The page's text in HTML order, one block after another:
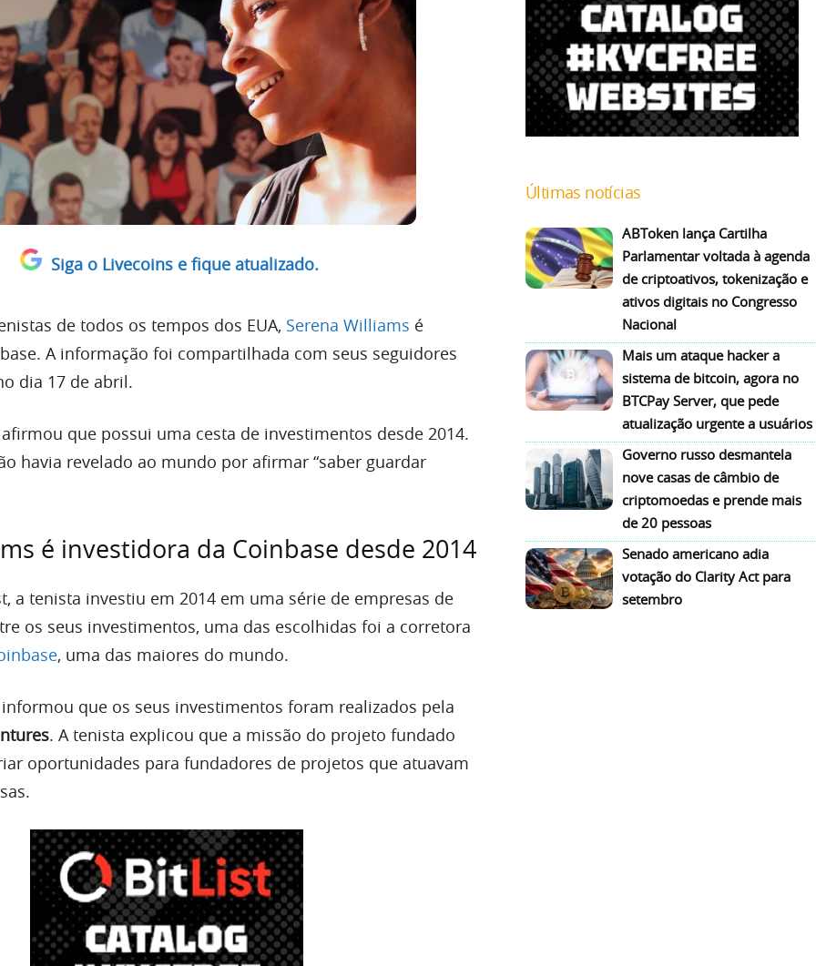
Siga o Livecoins e fique atualizado.
de todos os tempos dos EUA, Serena Williams é
A informação foi compartilhada com seus seguidores
dia 17 de abril.
que possui uma cesta de investimentos desde 2014.
havia revelado ao mundo por afirmar “saber guardar
é investidora da Coinbase desde 2014
a tenista investiu em 2014 em uma série de empresas de
os seus investimentos, uma das escolhidas foi a corretora
, uma das maiores do mundo.
que os seus investimentos foram realizados pela
. A tenista explicou que a missão do projeto fundado
oportunidades para fundadores de projetos que atuavam
Últimas notícias
ABToken lança Cartilha
Parlamentar voltada à agenda
de criptoativos, tokenização e
ativos digitais no Congresso
Nacional
Mais um ataque hacker a
sistema de bitcoin, agora no
BTCPay Server, que pede
atualização urgente a usuários
Governo russo desmantela
nove casas de câmbio de
criptomoedas e prende mais
de 20 pessoas
Senado americano adia
votação do Clarity Act para
setembro